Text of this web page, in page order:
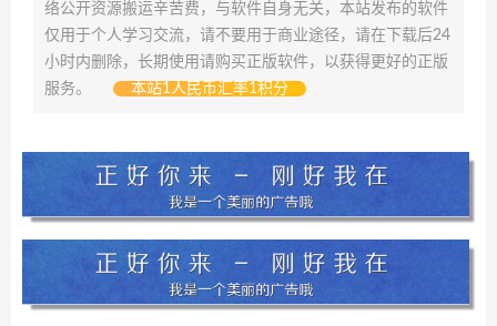
络公开资源搬运辛苦费，与软件自身无关，本站发布的软件
仅用于个人学习交流，请不要用于商业途径，请在下载后24
小时内删除，长期使用请购买正版软件，以获得更好的正版
服务。
本站1人民币汇率1积分